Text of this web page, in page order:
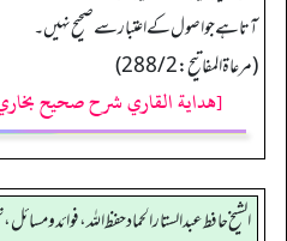
آتا ہے جو اصول کے اعتبار سے صحیح نہیں۔
(مرعاة المفاتیح: 288/2)
[هداية القاري شرح صحيح
الشيخ حافط عبدالستار الحماد حفظ الله، فوائد و